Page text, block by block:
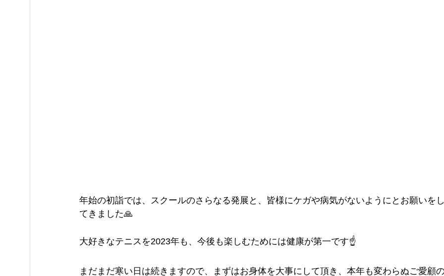
年始の初詣では、スクールのさらなる発展と、皆様にケガや病気がないようにとお願いを
てきました🙏
大好きなテニスを2023年も、今後も楽しむためには健康が第一です☝️
まだまだ寒い日は続きますので、まずはお身体を大事にして頂き、本年も変わらぬご愛顧